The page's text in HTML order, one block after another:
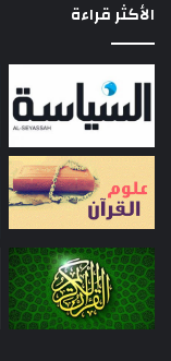
الأكثر قراءة